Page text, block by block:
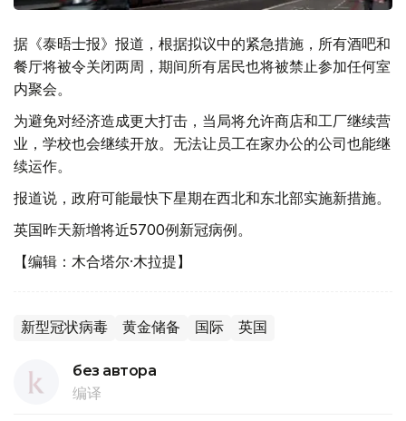
据《泰晤士报》报道，根据拟议中的紧急措施，所有酒吧和
餐厅将被令关闭两周，期间所有居民也将被禁止参加任何室
内聚会。
为避免对经济造成更大打击，当局将允许商店和工厂继续营
业，学校也会继续开放。无法让员工在家办公的公司也能继
续运作。
报道说，政府可能最快下星期在西北和东北部实施新措施。
英国昨天新增将近5700例新冠病例。
【编辑：木合塔尔·木拉提】
新型冠状病毒 黄金储备 国际 英国
без автора
编译